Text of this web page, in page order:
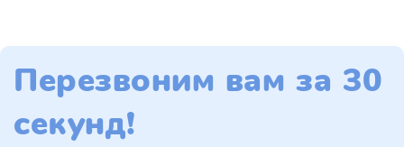
Перезвоним вам за 30
секунд!